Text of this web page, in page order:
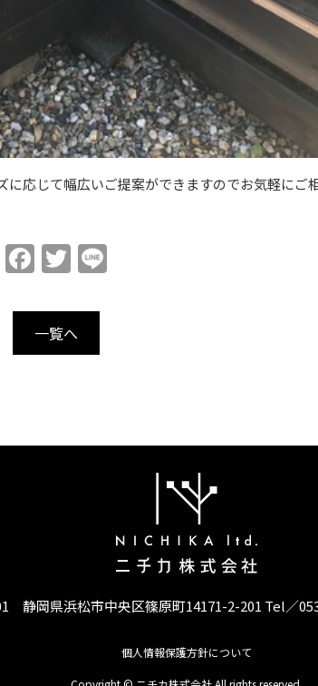
応じて幅広いご提案ができますのでお気軽にご
Facebook
Twitter
一覧へ
静岡県浜松市中央区篠原町14171-2-201 Tel／
個人情報保護方針について